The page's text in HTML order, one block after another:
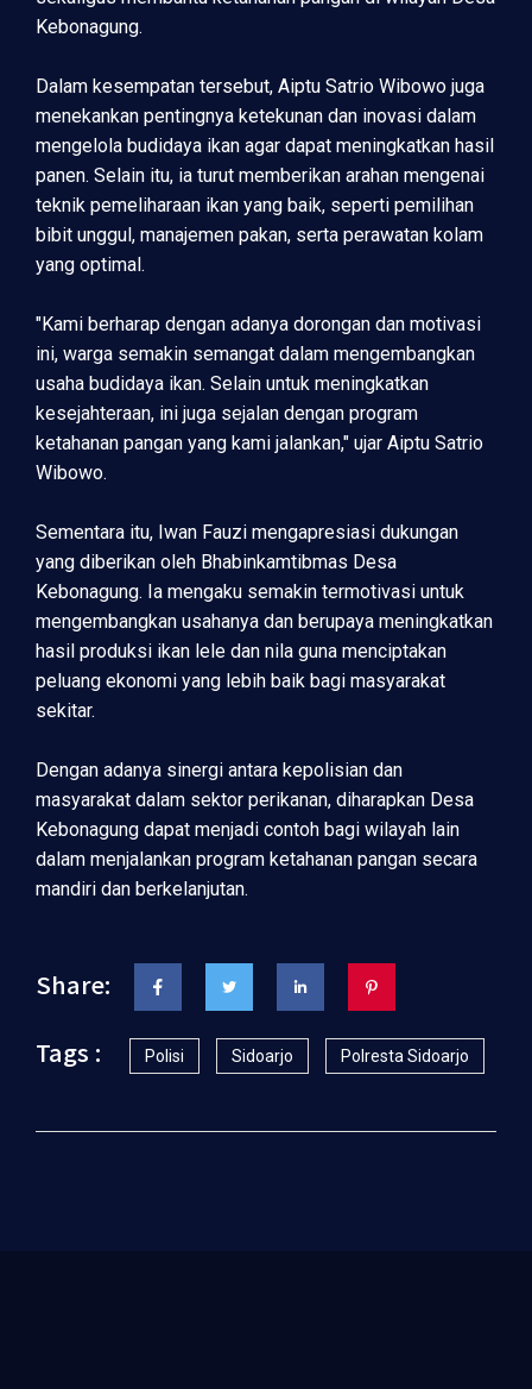
Kebonagung.
Dalam kesempatan tersebut, Aiptu Satrio Wibowo juga
menekankan pentingnya ketekunan dan inovasi dalam
mengelola budidaya ikan agar dapat meningkatkan hasil
panen. Selain itu, ia turut memberikan arahan mengenai
teknik pemeliharaan ikan yang baik, seperti pemilihan
bibit unggul, manajemen pakan, serta perawatan kolam
yang optimal.
"Kami berharap dengan adanya dorongan dan motivasi
ini, warga semakin semangat dalam mengembangkan
usaha budidaya ikan. Selain untuk meningkatkan
kesejahteraan, ini juga sejalan dengan program
ketahanan pangan yang kami jalankan," ujar Aiptu Satrio
Wibowo.
Sementara itu, Iwan Fauzi mengapresiasi dukungan
yang diberikan oleh Bhabinkamtibmas Desa
Kebonagung. Ia mengaku semakin termotivasi untuk
mengembangkan usahanya dan berupaya meningkatkan
hasil produksi ikan lele dan nila guna menciptakan
peluang ekonomi yang lebih baik bagi masyarakat
sekitar.
Dengan adanya sinergi antara kepolisian dan
masyarakat dalam sektor perikanan, diharapkan Desa
Kebonagung dapat menjadi contoh bagi wilayah lain
dalam menjalankan program ketahanan pangan secara
mandiri dan berkelanjutan.
Share:
Tags :
Polisi Sidoarjo Polresta Sidoarjo